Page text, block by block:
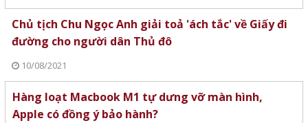
Chủ tịch Chu Ngọc Anh giải toả 'ách tắc' về Giấy đi
đường cho người dân Thủ đô
10/08/2021
Hàng loạt Macbook M1 tự dưng vỡ màn hình,
Apple có đồng ý bảo hành?